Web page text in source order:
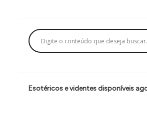
ç
ã
d
Esotéricos e videntes disponíveis